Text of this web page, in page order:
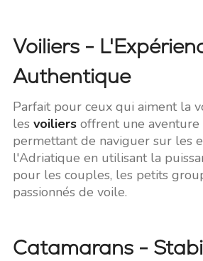
Voiliers -
Authentique
Parfait pour ceux qui aiment la
les voiliersoffrent une aventure
permettant de naviguer sur les
l'Adriatique en utilisant la
pour les couples, les petits
passionnés de voile.
Catamarans -